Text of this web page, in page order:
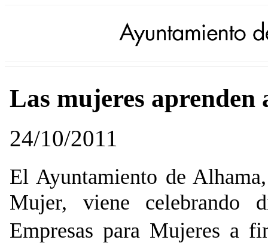
Las mujeres aprenden
24/10/2011
El Ayuntamiento de Alhama
Mujer, viene celebrando
Empresas para Mujeres a